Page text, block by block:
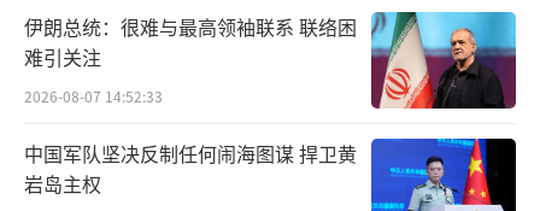
位，供长时间执行空中任务的机组成员休息。
该机搭载的机械扫描雷达能探测空中、地面和
水面目标，抗地面杂波干扰能力较强，在9000
米高空飞行时，对典型空中目标的探测距离超
过400公里。
伊朗总统：很难与最高领袖联系 联络困
难引关注
2026-08-07 14:52:33
中国军队坚决反制任何闹海图谋 捍卫黄
岩岛主权